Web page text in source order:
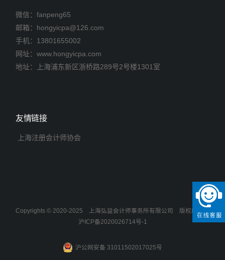
微信：fanpeng65
邮箱： hongyicpa@126.com
手机： 13801655002
网址：www.hongyicpa.com
地址：上海浦东新区浙桥路289号2号楼1301室
友情链接
上海注册会计师协会
Copyrights © 2020-2025 上海弘益会计师事务所有限公司 版权所有
沪ICP备2020026714号-1
沪公网安备 31011502017025号